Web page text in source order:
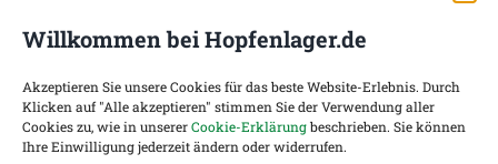
Willkommen bei Hopfenlager.de
Akzeptieren Sie unsere Cookies für das beste Website-Erlebnis. Durch
Klicken auf "Alle akzeptieren" stimmen Sie der Verwendung aller
Cookies zu, wie in unsererCookie-Erklärungbeschrieben. Sie können
Ihre Einwilligung jederzeit ändern oder widerrufen.
Kontakt
Versand- und Zahlungsoptionen